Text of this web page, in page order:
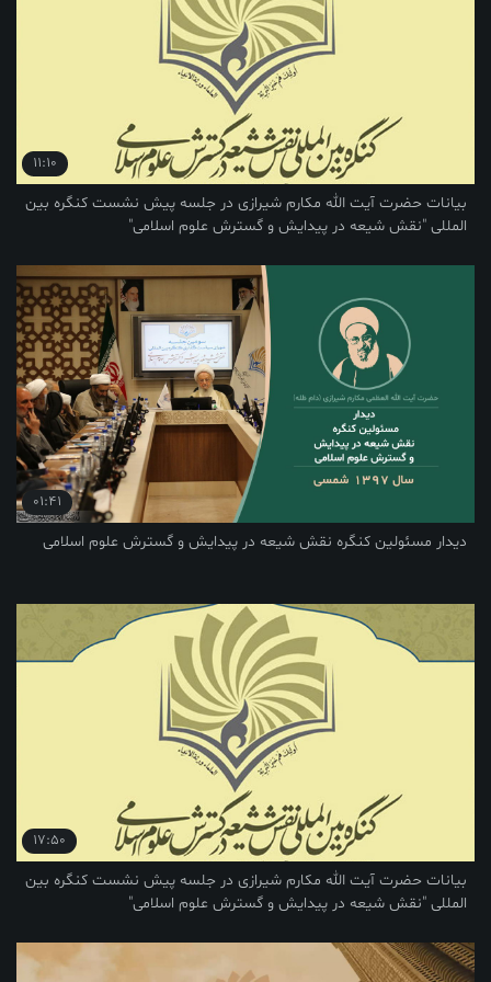
11:10
الله مکارم شیرازی در جلسه پیش نشست کنگره بین
در پیدایش و گسترش علوم اسلامی"
01:41
کنگره نقش شیعه در پیدایش و گسترش علوم اسلامی
17:50
الله مکارم شیرازی در جلسه پیش نشست کنگره بین
در پیدایش و گسترش علوم اسلامی"